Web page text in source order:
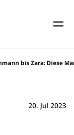
bis Zara: Diese
20. Jul 2023